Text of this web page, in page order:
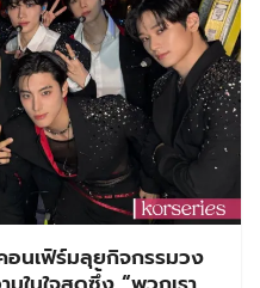
อนเฟิร์มลุยกิจกรรมวง